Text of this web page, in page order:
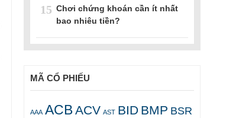
15 Chơi chứng khoán cần ít nhất
bao nhiêu tiền?
MÃ CỔ PHIẾU
AAA ACB ACV AST BID BMP BSR